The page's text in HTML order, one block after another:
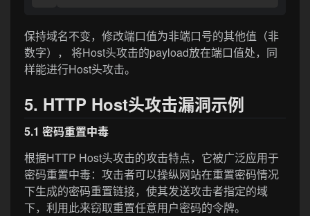
保持域名不变，修改端口值为非端口号的其他值（非
数字）， 将Host头攻击的payload放在端口值处，同
样能进行Host头攻击。
5. HTTP Host头攻击漏洞示例
5.1 密码重置中毒
根据HTTP Host头攻击的攻击特点，它被广泛应用于
密码重置中毒：攻击者可以操纵网站在重置密码情况
下生成的密码重置链接，使其发送攻击者指定的域
下，利用此来窃取重置任意用户密码的令牌。